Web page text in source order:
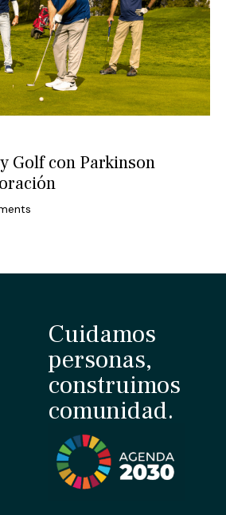
Golf con Parkinson
Cuidamos
personas,
construimos
comunidad.